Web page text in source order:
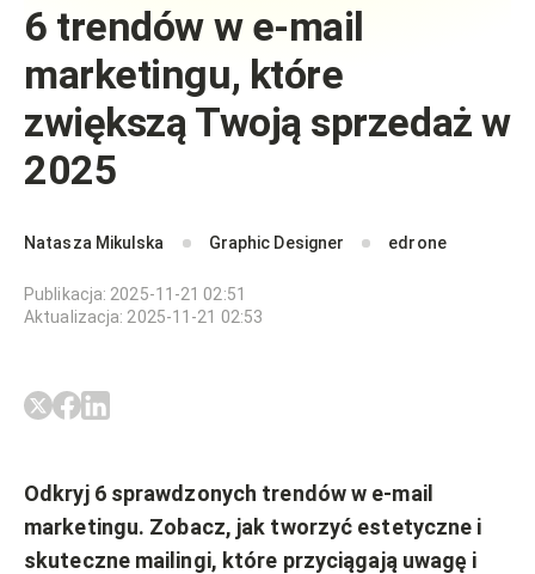
6 trendów w e-mail
marketingu, które
zwiększą Twoją sprzedaż w
2025
Natasza Mikulska Graphic Designer edrone
Publikacja: 2025-11-21 02:51
Aktualizacja: 2025-11-21 02:53
Odkryj 6 sprawdzonych trendów w e-mail
marketingu. Zobacz, jak tworzyć estetyczne i
skuteczne mailingi, które przyciągają uwagę i